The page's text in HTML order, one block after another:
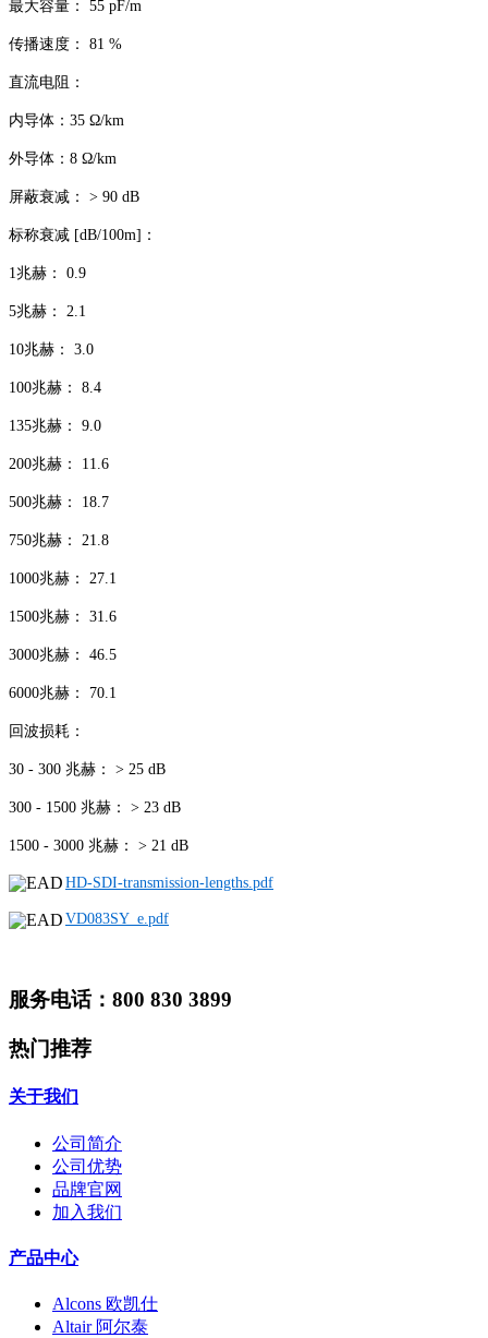
最大容量： 55 pF/m
传播速度： 81 %
直流电阻：
内导体：35 Ω/km
外导体：8 Ω/km
屏蔽衰减： > 90 dB
标称衰减 [dB/100m]：
1兆赫： 0.9
5兆赫： 2.1
10兆赫： 3.0
100兆赫： 8.4
135兆赫： 9.0
200兆赫： 11.6
500兆赫： 18.7
750兆赫： 21.8
1000兆赫： 27.1
1500兆赫： 31.6
3000兆赫： 46.5
6000兆赫： 70.1
回波损耗：
30 - 300 兆赫： > 25 dB
300 - 1500 兆赫： > 23 dB
1500 - 3000 兆赫： > 21 dB
HD-SDI-transmission-lengths.pdf
VD083SY_e.pdf
服务电话：800 830 3899
热门推荐
关于我们
公司简介
公司优势
品牌官网
加入我们
产品中心
Alcons 欧凯仕
Altair 阿尔泰